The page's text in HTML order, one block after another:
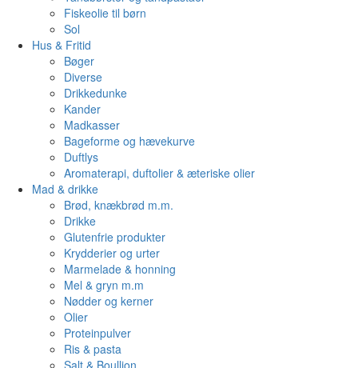
Fiskeolie til børn
Sol
Hus & Fritid
Bøger
Diverse
Drikkedunke
Kander
Madkasser
Bageforme og hævekurve
Duftlys
Aromaterapi, duftolier & æteriske olier
Mad & drikke
Brød, knækbrød m.m.
Drikke
Glutenfrie produkter
Krydderier og urter
Marmelade & honning
Mel & gryn m.m
Nødder og kerner
Olier
Proteinpulver
Ris & pasta
Salt & Boullion